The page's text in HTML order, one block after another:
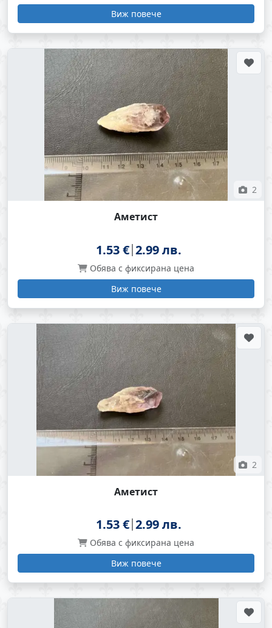
Виж повече
2
Аметист
1.53 € 2.99 лв.
Обява с фиксирана цена
Виж повече
2
Аметист
1.53 € 2.99 лв.
Обява с фиксирана цена
Виж повече